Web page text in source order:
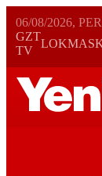
06/08/2026,
GZT
TV
LOKMA